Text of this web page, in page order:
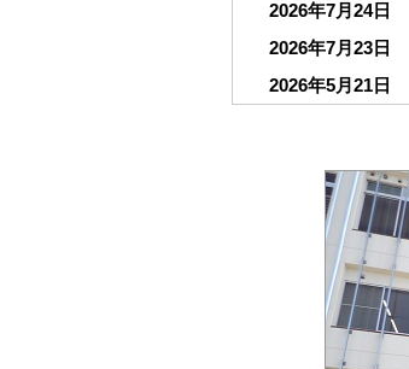
2026年7月24日
2026年7月23日
2026年5月21日
2025年4月28日
2024年11月26日
2021年9月2日